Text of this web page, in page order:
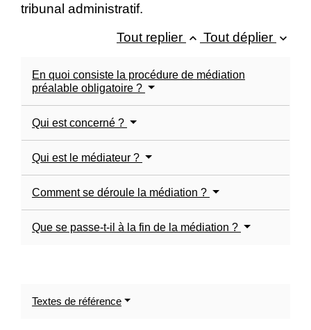
tribunal administratif.
Tout replier keyboard_arrow_up Tout déplier keyboard_arrow_down
En quoi consiste la procédure de médiation
préalable obligatoire ?
Qui est concerné ?
Qui est le médiateur ?
Comment se déroule la médiation ?
Que se passe-t-il à la fin de la médiation ?
Textes de référence